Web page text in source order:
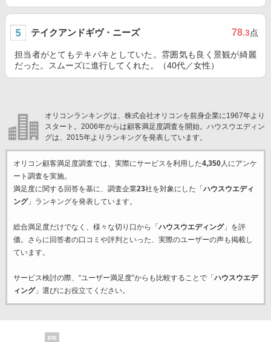
テイクアンドギヴ・ニーズ 78.3点
担当者がとてもテキパキとしていた。雰囲気も良く景観が綺麗
だった。スムーズに進行してくれた。（40代／女性）
オリコンランキングは、株式会社オリコンを前身企業に1967年より
スタート。2006年からは顧客満足度調査を開始。ハウスウエディン
グは、2015年よりランキングを発表しています。
オリコン顧客満足度調査では、実際にサービスを利用した4,350人にアンケ
ート調査を実施。
満足度に関する回答を基に、調査企業23社を対象にした「 ハウスウエディ
ング」ランキングを発表しています。
総合満足度だけでなく、様々な切り口から「 ハウスウエディング」を評
価。さらに回答者の口コミや評判といった、実際のユーザーの声も掲載し
ています。
サービス検討の際、“ユーザー満足度”からも比較することで「 ハウスウエデ
ィング」選びにお役立てください。
PR